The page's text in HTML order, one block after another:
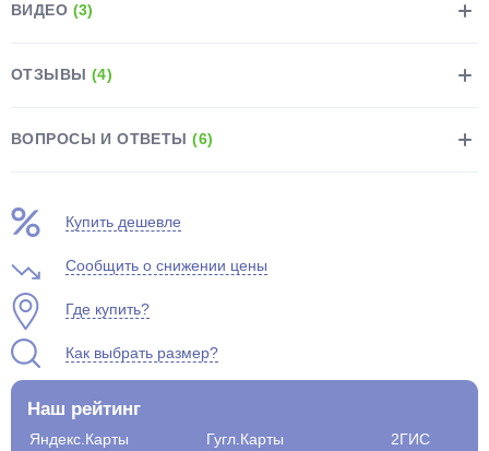
ВИДЕО (3)
ОТЗЫВЫ (4)
ВОПРОСЫ И ОТВЕТЫ(6)
Купить дешевле
Сообщить о снижении цены
Где купить?
Как выбрать размер?
Наш рейтинг
Яндекс.Карты
Гугл.Карты
2ГИС